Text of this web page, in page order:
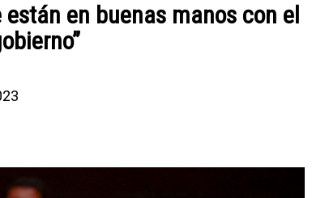
en buenas manos con el